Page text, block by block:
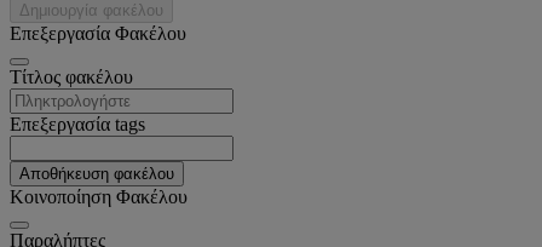
Δημιουργία φακέλου
Επεξεργασία Φακέλου
Tίτλος φακέλου
Επεξεργασία tags
Αποθήκευση φακέλου
Κοινοποίηση Φακέλου
Παραλήπτες